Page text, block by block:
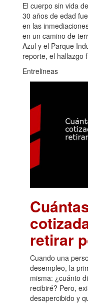
El cuerpo sin vida
30 años de edad
en las
en un camino de
Azul y el Parque
reporte, el hallazgo
Entrelineas
retirar
Cuando una
desempleo, la
misma: ¿cuánto
recibiré? Pero,
desapercibido y